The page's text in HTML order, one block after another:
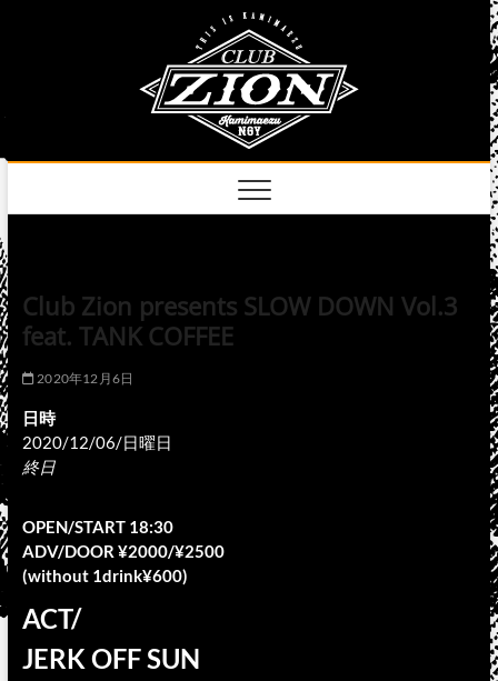
Club Zion presents SLOW DOWN Vol.3
feat. TANK COFFEE
2020年12月6日
日時
2020/12/06/日曜日
終日
OPEN/START 18:30
ADV/DOOR ¥2000/¥2500
(without 1drink¥600)
ACT/
JERK OFF SUN